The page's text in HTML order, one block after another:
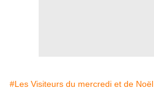
#Les Visiteurs du mercredi et de Noël